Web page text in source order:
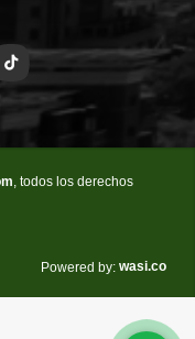
, todos los derechos
Powered by: wasi.co